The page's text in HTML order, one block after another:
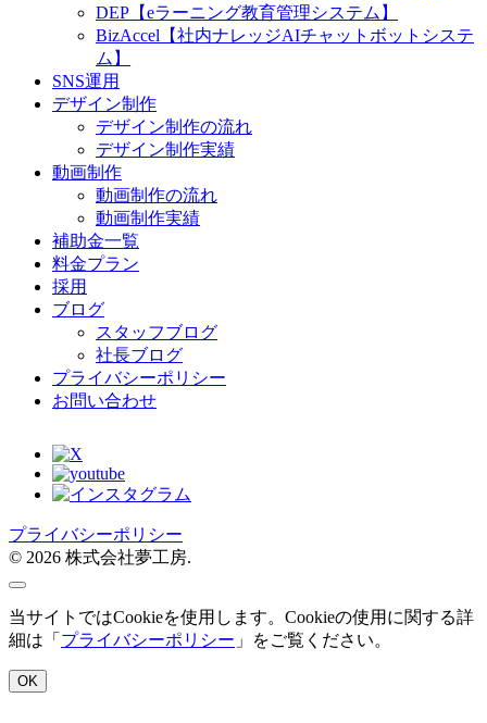
DEP【eラーニング教育管理システム】
BizAccel【社内ナレッジAIチャットボットシステ
ム】
SNS運用
デザイン制作
デザイン制作の流れ
デザイン制作実績
動画制作
動画制作の流れ
動画制作実績
補助金一覧
料金プラン
採用
ブログ
スタッフブログ
社長ブログ
プライバシーポリシー
お問い合わせ
プライバシーポリシー
© 2026 株式会社夢工房.
当サイトではCookieを使用します。Cookieの使用に関する詳
細は「 プライバシーポリシー 」をご覧ください。
OK